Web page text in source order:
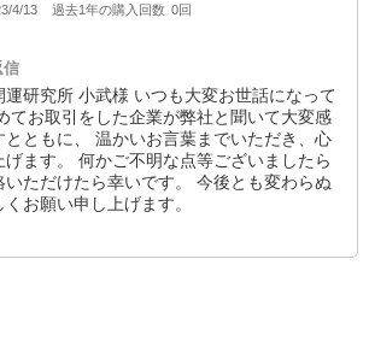
4/13 過去1年の購入回数 0回
信
運研究所 小武様 いつも大変お世話になって
てお取引をした企業が弊社と聞いて大変感
とともに、 温かいお言葉までいただき、心
げます。 何かご不明な点等ございましたら
いただけたら幸いです。 今後とも変わらぬ
お願い申し上げます。